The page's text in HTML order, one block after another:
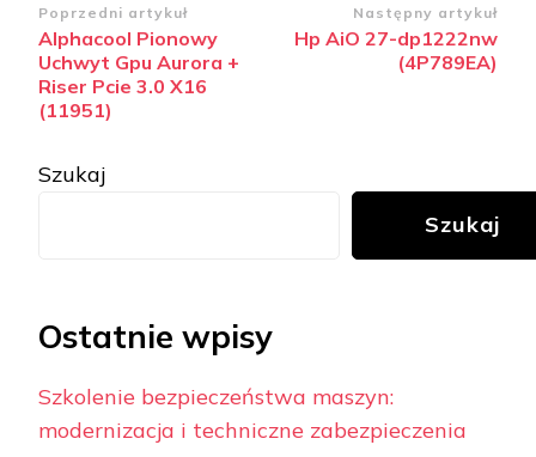
Zobacz
wpisy
Poprzedni artykuł
Alphacool Pionowy
Uchwyt Gpu Aurora +
Riser Pcie 3.0 X16
(11951)
Następny artykuł
Hp AiO 27-dp1222nw
(4P789EA)
Szukaj
Szukaj
Ostatnie wpisy
Szkolenie bezpieczeństwa maszyn:
modernizacja i techniczne zabezpieczenia